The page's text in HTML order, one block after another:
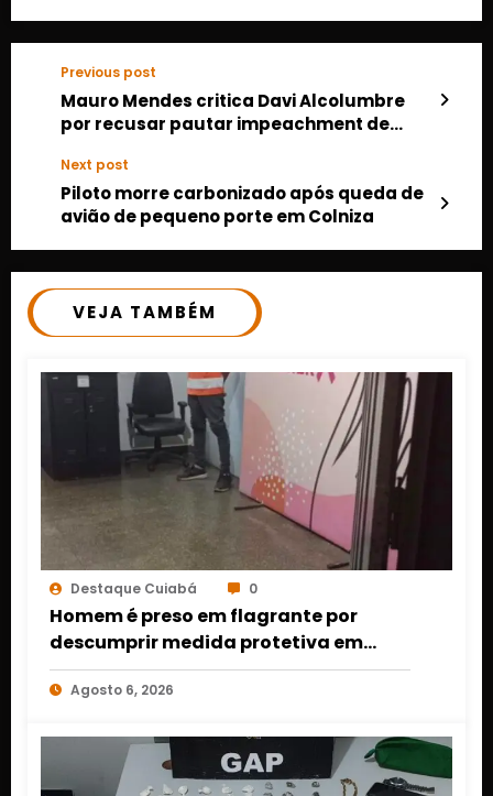
Previous post
Mauro Mendes critica Davi Alcolumbre
por recusar pautar impeachment de
Next post
Piloto morre carbonizado após queda de
avião de pequeno porte em Colniza
VEJA TAMBÉM
Destaque Cuiabá 0
Homem é preso em flagrante por
descumprir medida protetiva em
Cuiabá após acionamento de botão
do pânico
Agosto 6, 2026